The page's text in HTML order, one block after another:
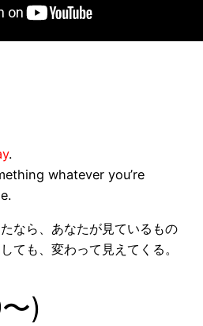
.
whatever you’re
なら、あなたが見ているもの
ても、変わって見えてくる。
)